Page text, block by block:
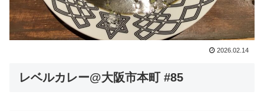
2026.02.14
レベルカレー@大阪市本町 #85